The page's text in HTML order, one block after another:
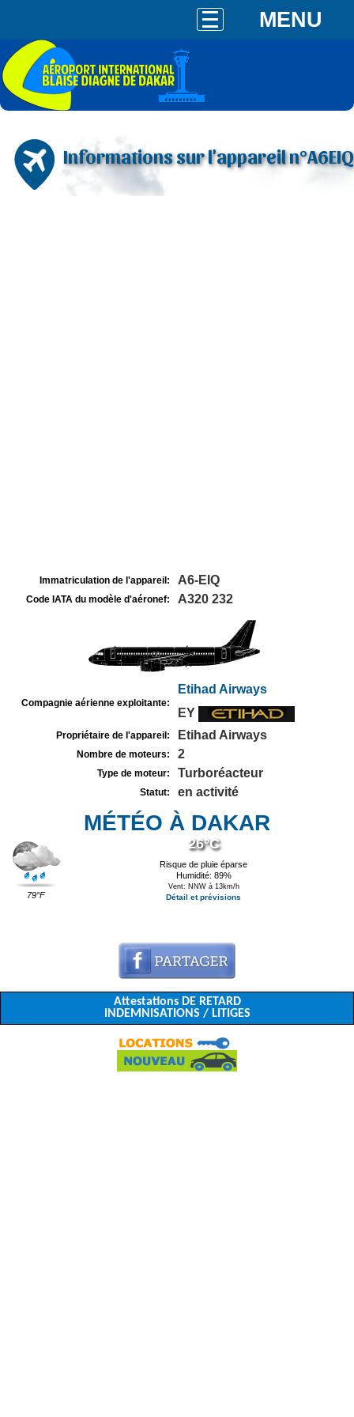
MENU
Informations sur l'appareil n°A6EIQ
Immatriculation de l'appareil: A6-EIQ
Code IATA du modèle d'aéronef: A320 232
Compagnie aérienne exploitante:
Etihad Airways
EY
Propriétaire de l'appareil: Etihad Airways
Nombre de moteurs: 2
Type de moteur: Turboréacteur
Statut: en activité
MÉTÉO À DAKAR
79°F
26°C
Risque de pluie éparse
Humidité: 89%
Vent: NNW à 13km/h
Détail et prévisions
Attestations DE RETARD
INDEMNISATIONS / LITIGES